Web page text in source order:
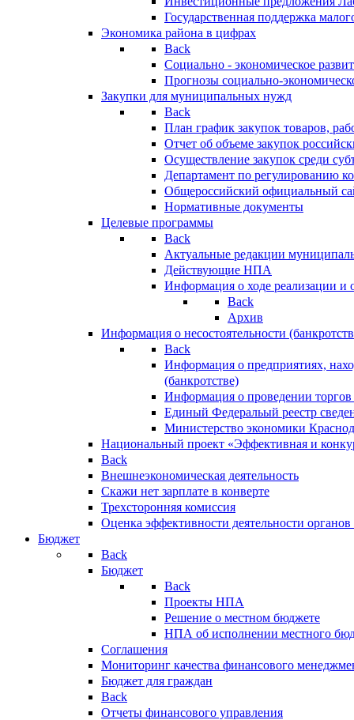
Государственная поддержка
Экономика района в цифрах
Back
Социально - экономическое
Прогнозы социально-
Закупки для муниципальных нужд
Back
План график закупок товаров,
Отчет об объеме закупок
Осуществление закупок среди
Департамент по регулированию
Общероссийский официальный
Нормативные документы
Целевые программы
Back
Актуальные редакции
Действующие НПА
Информация о ходе реализации
Back
Архив
Информация о несостоятельности
Back
Информация о предприятиях,
(банкротстве)
Информация о проведении
Единый Федеральый реестр
Министерство экономики
Национальный проект «Эффективная и
Back
Внешнеэкономическая деятельность
Скажи нет зарплате в конверте
Трехсторонняя комиссия
Оценка эффективности деятельности
Бюджет
Back
Бюджет
Back
Проекты НПА
Решение о местном бюджете
НПА об исполнении местного
Соглашения
Мониторинг качества финансового
Бюджет для граждан
Back
Отчеты финансового управления